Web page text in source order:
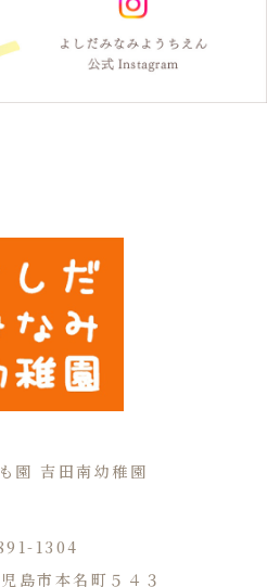
園 吉田南幼稚園
1304
島市本名町５４３